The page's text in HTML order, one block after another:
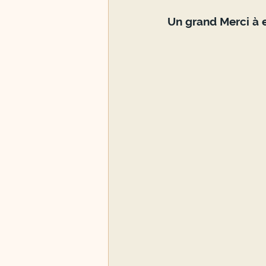
Un grand Merci à